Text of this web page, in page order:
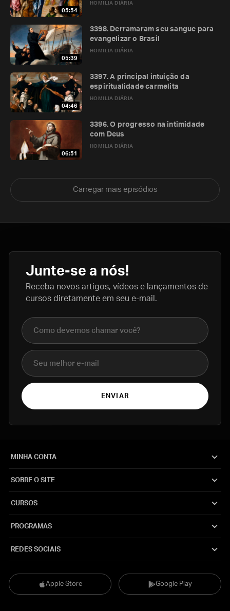
05:54
HOMILIA DIÁRIA
05:39
HOMILIA DIÁRIA
3398. Derramaram seu sangue para
evangelizar o Brasil
04:46
HOMILIA DIÁRIA
3397. A principal intuição da
espiritualidade carmelita
06:51
HOMILIA DIÁRIA
3396. O progresso na intimidade
com Deus
Carregar mais episódios
Junte-se a nós!
Receba novos artigos, vídeos e lançamentos de
cursos diretamente em seu e-mail.
Nome completo
E-mail
ENVIAR
Apple Store Google Play
MINHA CONTA
SOBRE O SITE
CURSOS
PROGRAMAS
REDES SOCIAIS